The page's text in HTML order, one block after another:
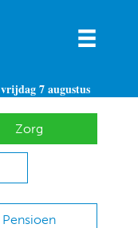
vrijdag 7 augustus
Zorg
Pensioen